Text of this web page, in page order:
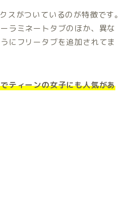
スがついているのが特徴です。
ラミネートタブのほか、異な
にフリータブを追加されてま
ティーンの女子にも人気があ